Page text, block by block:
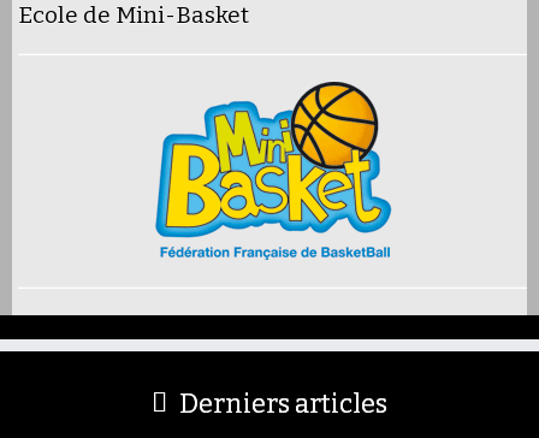
Ecole de Mini-Basket
Derniers articles